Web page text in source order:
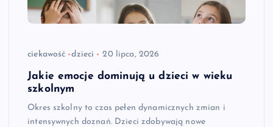
ciekawość dzieci 20 lipca, 2026
Jakie emocje dominują u dzieci w wieku
szkolnym
Okres szkolny to czas pełen dynamicznych zmian i
intensywnych doznań. Dzieci zdobywają nowe